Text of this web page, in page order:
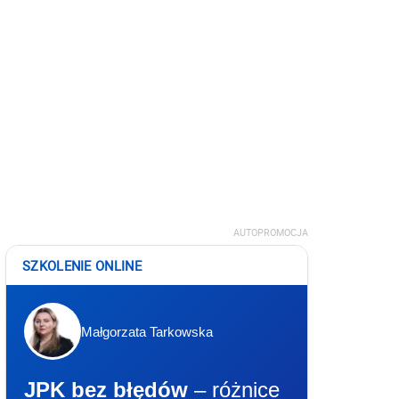
AUTOPROMOCJA
SZKOLENIE ONLINE
Małgorzata Tarkowska
JPK bez błędów – różnice